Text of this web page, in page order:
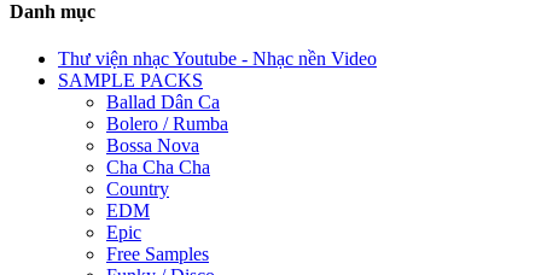
Danh mục
Thư viện nhạc Youtube - Nhạc nền Video
SAMPLE PACKS
Ballad Dân Ca
Bolero / Rumba
Bossa Nova
Cha Cha Cha
Country
EDM
Epic
Free Samples